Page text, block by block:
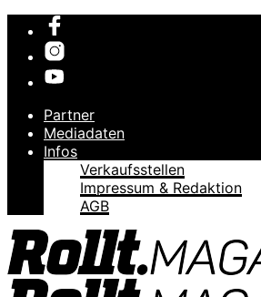
Partner
Mediadaten
Infos
Verkaufsstellen
Impressum & Redaktion
AGB